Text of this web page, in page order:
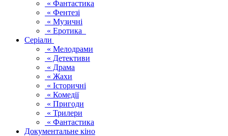
« Фантастика
« Фентезі
« Музичні
« Еротика
Серіали
« Мелодрами
« Детективи
« Драма
« Жахи
« Історичні
« Комедії
« Пригоди
« Трилери
« Фантастика
Документальне кіно